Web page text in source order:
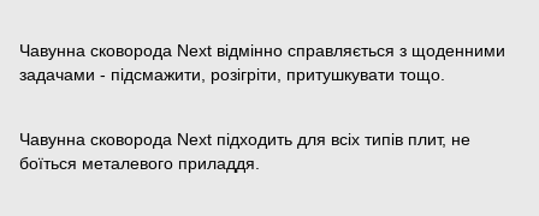
Чавунна сковорода Next відмінно справляється з щоденними
задачами - підсмажити, розігріти, притушкувати тощо.
Чавунна сковорода Next підходить для всіх типів плит, не
боїться металевого приладдя.